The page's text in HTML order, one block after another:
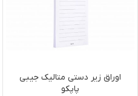
اوراق زیر دستی متالیک جیبی
پاپکو